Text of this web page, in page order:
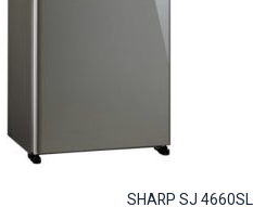
SHARP SJ 4660SL